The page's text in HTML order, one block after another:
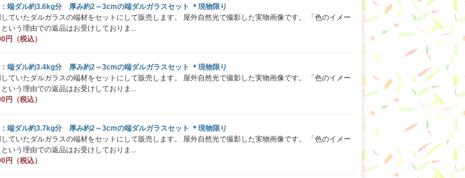
端ダル約3.6kg分 厚み約2～3cmの端ダルガラスセット ＊現物限り
ていたダルガラスの端材をセットにして販売します。 屋外自然光で撮影した実物画像です。 「色のイメー
いう理由での返品はお受けしておりま...
円（税込）
端ダル約3.4kg分 厚み約2～3cmの端ダルガラスセット ＊現物限り
ていたダルガラスの端材をセットにして販売します。 屋外自然光で撮影した実物画像です。 「色のイメー
いう理由での返品はお受けしておりま...
円（税込）
端ダル約3.7kg分 厚み約2～3cmの端ダルガラスセット ＊現物限り
ていたダルガラスの端材をセットにして販売します。 屋外自然光で撮影した実物画像です。 「色のイメー
いう理由での返品はお受けしておりま...
円（税込）